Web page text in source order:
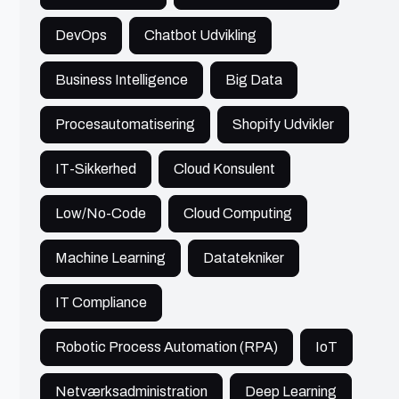
DevOps
Chatbot Udvikling
Business Intelligence
Big Data
Procesautomatisering
Shopify Udvikler
IT-Sikkerhed
Cloud Konsulent
Low/No-Code
Cloud Computing
Machine Learning
Datatekniker
IT Compliance
Robotic Process Automation (RPA)
IoT
Netværksadministration
Deep Learning
Software udvikler, programmør,
hands-on arkitekt
900+ kr./t
Jeg er en softwareudvikler, der især trives når
opgaven kræver, at jeg skal sætte mig ind i
komplekse problemer for at løse dem.
Se profil
Nicolai
Furesø
Software Engineer
750 - 900 kr./t